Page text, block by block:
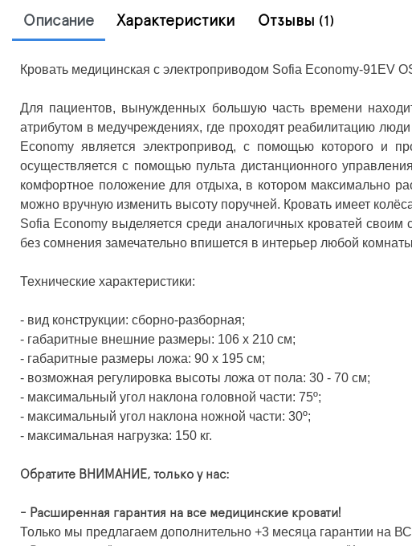
Описание Характеристики Отзывы (1)
Кровать медицинская с электроприводом Sofia Economy-91EV
Для пациентов, вынужденных большую часть времени
атрибутом в медучреждениях, где проходят реабилитацию
Economy является электропривод, с помощью которого и
осуществляется с помощью пульта дистанционного
комфортное положение для отдыха, в котором максимально
можно вручную изменить высоту поручней. Кровать имеет
Sofia Economy выделяется среди аналогичных кроватей
без сомнения замечательно впишется в интерьер любой
Технические характеристики:
- вид конструкции: сборно-разборная;
- габаритные внешние размеры: 106 х 210 см;
- габаритные размеры ложа: 90 х 195 см;
- возможная регулировка высоты ложа от пола: 30 - 70 см;
- максимальный угол наклона головной части: 75º;
- максимальный угол наклона ножной части: 30º;
- максимальная нагрузка: 150 кг.
Обратите ВНИМАНИЕ, только у нас:
- Расширенная гарантия на все медицинские кровати!
Только мы предлагаем дополнительно +3 месяца гарантии на